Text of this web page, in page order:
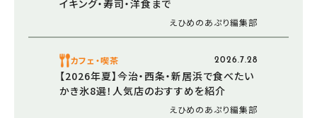
イキング・寿司・洋食まで
えひめのあぷり編集部
カフェ・喫茶 2026.7.28
【2026年夏】今治・西条・新居浜で食べたい
かき氷8選！人気店のおすすめを紹介
えひめのあぷり編集部